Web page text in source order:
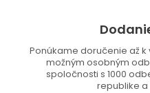
Ponúkame doručenie až
možným osobným
spoločnosti s 1000
republike a